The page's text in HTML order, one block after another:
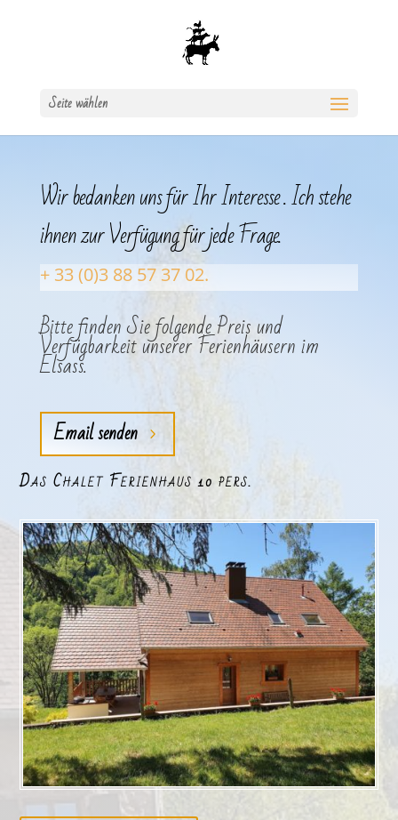
Seite wählen
Wir bedanken uns für Ihr Interesse . Ich stehe
ihnen zur Verfügung für jede Frage.
+ 33 (0)3 88 57 37 02.
Bitte finden Sie folgende Preis und
Verfügbarkeit unserer Ferienhäusern im
Elsass.
Email senden
Das Chalet Ferienhaus 10 pers.